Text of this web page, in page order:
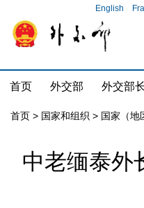
English
首页 外交部 外交部
首页 > 国家和组织 > 国家（地
中老缅泰外